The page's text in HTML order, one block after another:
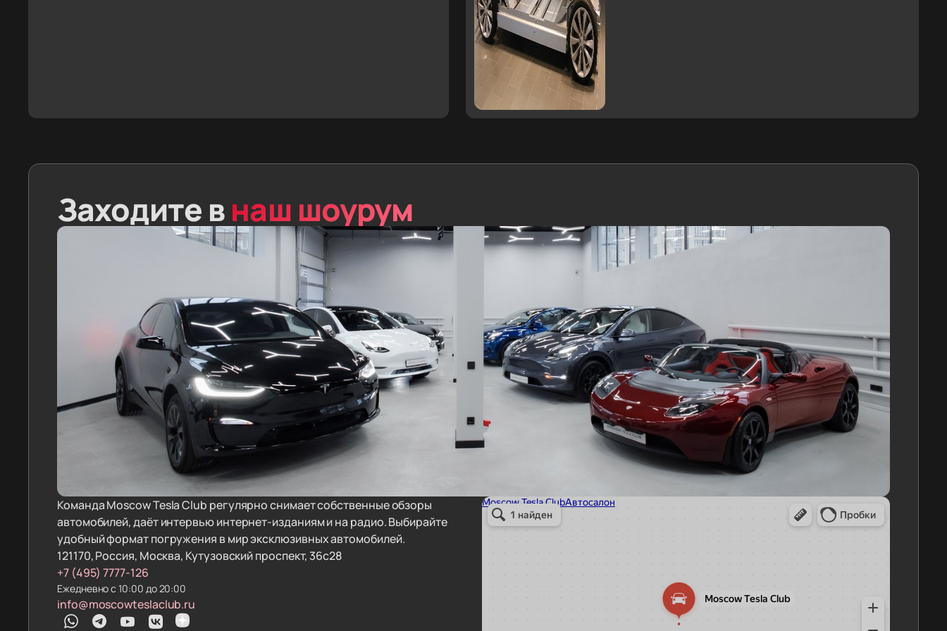
Заходите внаш шоурум
Команда Moscow Tesla Club регулярно снимает собственные обзоры
автомобилей, даёт интервью интернет-изданиям и на радио. Выбирайте
удобный формат погружения в мир эксклюзивных автомобилей.
121170, Россия, Москва, Кутузовский проспект, 36с28
+7 (495) 7777-126
Ежедневно с 10:00 до 20:00
info@moscowteslaclub.ru